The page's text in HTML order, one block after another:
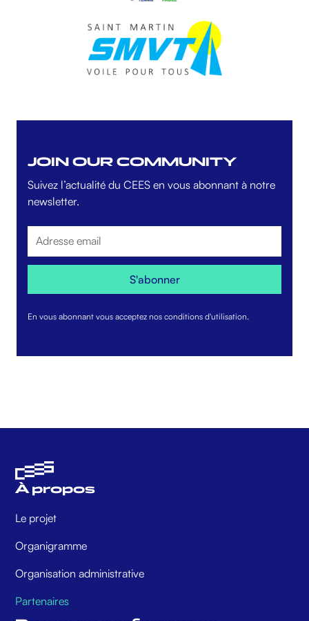
JOIN OUR COMMUNITY
Suivez l’actualité du CEES en vous abonnant à notre
newsletter.
En vous abonnant vous acceptez nos conditions d'utilisation.
À propos
Le projet
Organigramme
Organisation administrative
Partenaires